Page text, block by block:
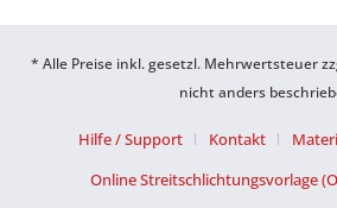
* Alle Preise inkl. gesetzl. Mehrwertsteuer
nicht anders
Hilfe / Support Kontakt
Online Streitschlichtungsvorlage